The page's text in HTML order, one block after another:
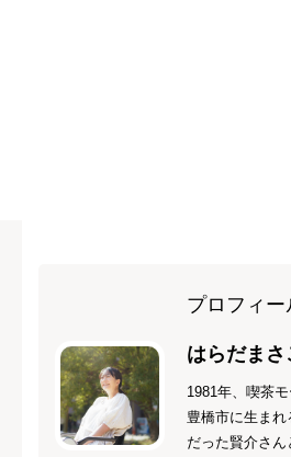
プロフィー
はらだまさ
1981年、喫茶
豊橋市に生ま
だった賢介さ